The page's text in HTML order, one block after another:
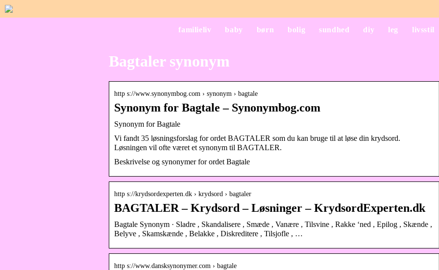
familieliv baby børn bolig sundhed diy leg livsstil
Bagtaler synonym
http s://www.synonymbog.com › synonym › bagtale
Synonym for Bagtale – Synonymbog.com
Synonym for Bagtale
Vi fandt 35 løsningsforslag for ordet BAGTALER som du kan bruge til at løse din krydsord.
Løsningen vil ofte været et synonym til BAGTALER.
Beskrivelse og synonymer for ordet Bagtale
http s://krydsordexperten.dk › krydsord › bagtaler
BAGTALER – Krydsord – Løsninger – KrydsordExperten.dk
Bagtale Synonym · Sladre , Skandalisere , Smæde , Vanære , Tilsvine , Rakke ‘ned , Epilog , Skænde ,
Belyve , Skamskænde , Belakke , Diskreditere , Tilsjofle , …
http s://www.dansksynonymer.com › bagtale